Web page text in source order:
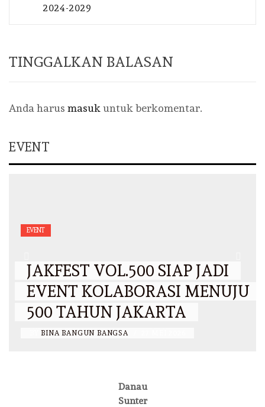
2024-2029
TINGGALKAN BALASAN
Anda harus masuk untuk berkomentar.
EVENT
EVENT
JAKFEST VOL.500 SIAP JADI
EVENT KOLABORASI MENUJU
500 TAHUN JAKARTA
BINA BANGUN BANGSA
Danau
Sunter